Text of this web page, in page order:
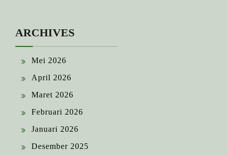
ARCHIVES
Mei 2026
April 2026
Maret 2026
Februari 2026
Januari 2026
Desember 2025